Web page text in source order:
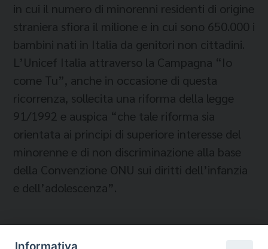
in cui il numero di minorenni residenti di origine
straniera sfiora il milione e in cui sono 650.000 i
bambini nati in Italia da genitori non cittadini.
L’Unicef Italia attraverso la Campagna “Io
come Tu”, anche in occasione di questa
ricorrenza, sollecita una riforma della legge
91/1992 e auspica “che tale riforma sia
orientata ai principi di superiore interesse del
minorenne e di non discriminazione alla base
della Convenzione ONU sui diritti dell’infanzia
e dell’adolescenza”.